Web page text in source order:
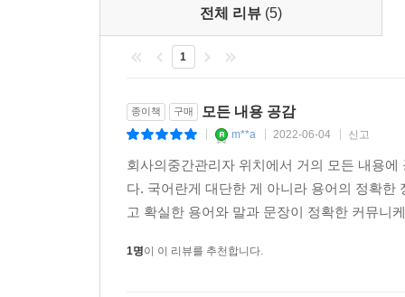
직에 해롭다. 의사 결정을 최대한 늦추라는 말은
를 구분하지 못하는 경우가 있는데, 겉으로는 둘
시간을 아느냐 모르느냐’로 갈린다. 신중한 리더
의무에서 도피하려 하고 그 책임을 직원들에게 덮
--- p.109~110
고객 가치
잡스가 서류 봉투에서 꺼낸 맥북 에어를 보고 어
질문하면 “이러저러 해서 구매할 수밖에 없었어”
경쟁자와 다른 물에서 노는 것”이라고 바로잡아 준
더 나아가 우리의 편견과 인습을 통렬하게 깨
특히 “승진”을 두고 “일 잘하는 사람에게 보상하
규정은 모든 조직이 귀담아 듣고 실천해야 할 충고
그 밖에도 “직원은 고객이다” “조직은 의사 결
말이다” “열정은 육체적이고 정신적인 고통 그
이어진다.
전체 리뷰 (5)
1
종이책 구매 모든 내용 공감
m**a 2022-06-04 신고
회사의중간관리자 위치에서 거의 모든 내용
다. 국어란게 대단한 게 아니라 용어의 정확
고 확실한 용어와 말과 문장이 정확한 커뮤니
1명이 이 리뷰를 추천합니다.